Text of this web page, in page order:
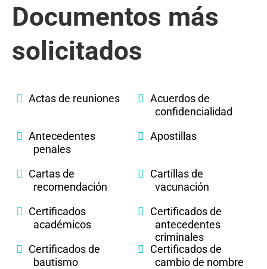
Documentos más
solicitados
Actas de reuniones
Acuerdos de
confidencialidad
Antecedentes
penales
Apostillas
Cartas de
recomendación
Cartillas de
vacunación
Certificados
académicos
Certificados de
antecedentes
criminales
Certificados de
bautismo
Certificados de
cambio de nombre